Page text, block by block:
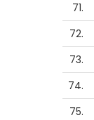
71.
72.
73.
74.
75.